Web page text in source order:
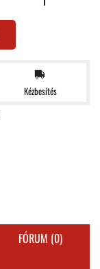
Kézbesítés
FÓRUM (0)